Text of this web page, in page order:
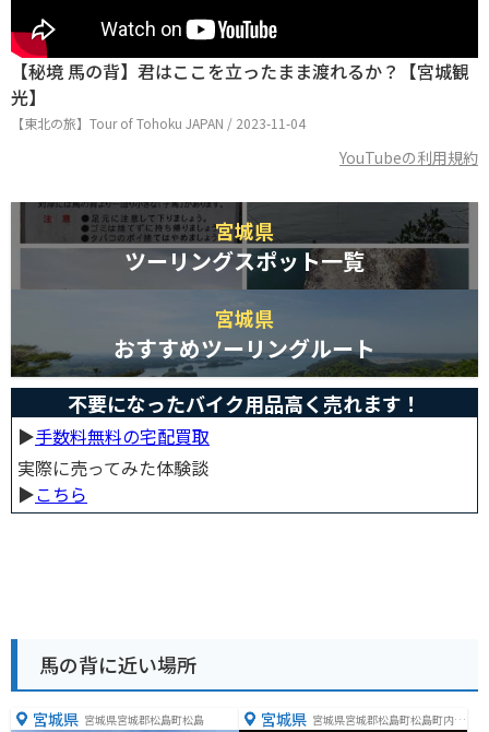
【秘境 馬の背】君はここを立ったまま渡れるか？【宮城観
光】
【東北の旅】Tour of Tohoku JAPAN / 2023-11-04
YouTubeの利用規約
宮城県
ツーリングスポット一覧
宮城県
おすすめツーリングルート
不要になったバイク用品高く売れます！
▶︎手数料無料の宅配買取
実際に売ってみた体験談
▶︎こちら
馬の背に近い場所
宮城県 宮城県宮城郡松島町松島 宮城県 宮城県宮城郡松島町松島町内６